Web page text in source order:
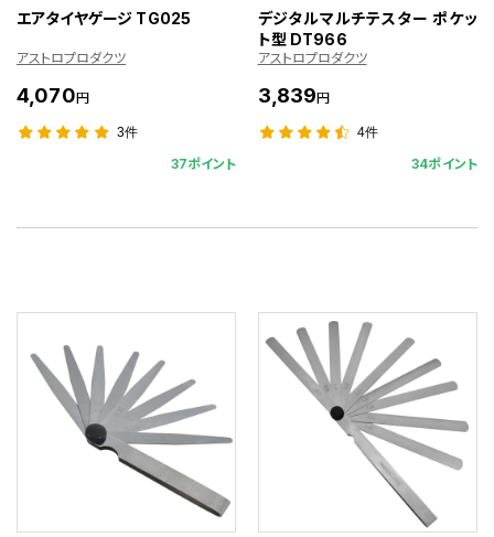
エアタイヤゲージ TG025
アストロプロダクツ
4,070円
3件
37ポイント
デジタルマルチテスター ポケッ
ト型 DT966
アストロプロダクツ
3,839円
4件
34ポイント